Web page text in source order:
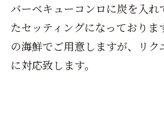
バーベキューコンロに炭を入れ
たセッティングになっておりま
の海鮮でご用意しますが、リ
に対応致します。